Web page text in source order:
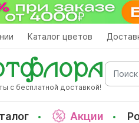
Каталог цветов
с бесплатной доставкой!
Поиск
Акции